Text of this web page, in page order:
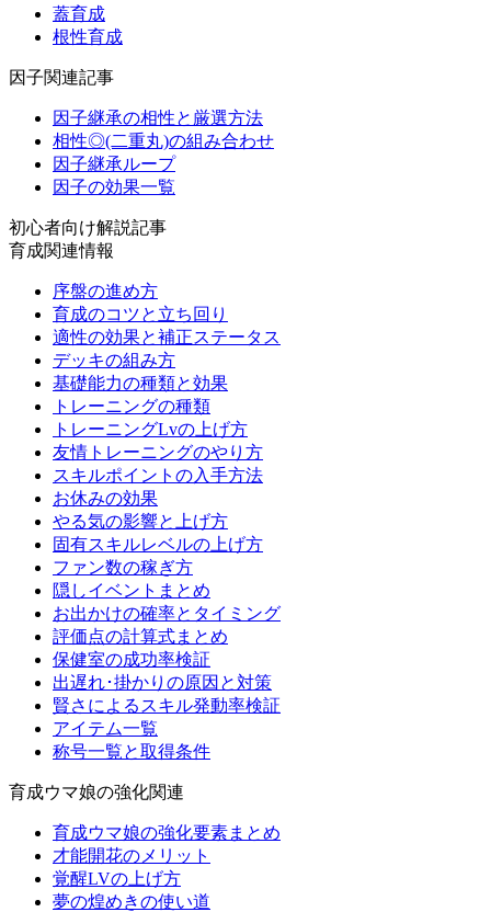
蓋育成
根性育成
因子関連記事
因子継承の相性と厳選方法
相性◎(二重丸)の組み合わせ
因子継承ループ
因子の効果一覧
初心者向け解説記事
育成関連情報
序盤の進め方
育成のコツと立ち回り
適性の効果と補正ステータス
デッキの組み方
基礎能力の種類と効果
トレーニングの種類
トレーニングLvの上げ方
友情トレーニングのやり方
スキルポイントの入手方法
お休みの効果
やる気の影響と上げ方
固有スキルレベルの上げ方
ファン数の稼ぎ方
隠しイベントまとめ
お出かけの確率とタイミング
評価点の計算式まとめ
保健室の成功率検証
出遅れ･掛かりの原因と対策
賢さによるスキル発動率検証
アイテム一覧
称号一覧と取得条件
育成ウマ娘の強化関連
育成ウマ娘の強化要素まとめ
才能開花のメリット
覚醒LVの上げ方
夢の煌めきの使い道